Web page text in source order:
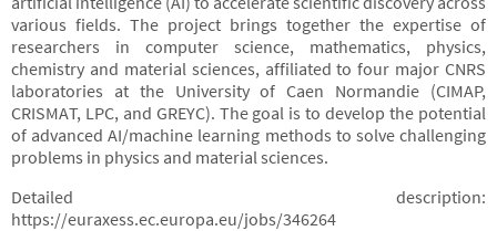
various fields. The project brings together the expertise of
researchers in computer science, mathematics, physics,
chemistry and material sciences, affiliated to four major CNRS
laboratories at the University of Caen Normandie (CIMAP,
CRISMAT, LPC, and GREYC). The goal is to develop the potential
of advanced AI/machine learning methods to solve challenging
problems in physics and material sciences.
Detailed description:
https://euraxess.ec.europa.eu/jobs/346264